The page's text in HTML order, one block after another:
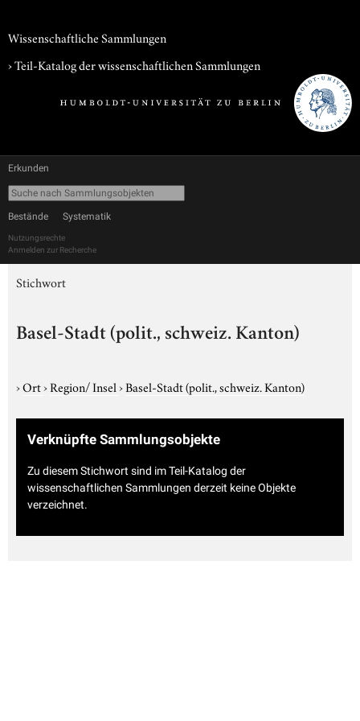
Wissenschaftliche Sammlungen
› Teil-Katalog der wissenschaftlichen Sammlungen
Erkunden
Bestände Systematik
Nutzungsrechte
Anmelden zur Recherche
Stichwort
Basel-Stadt (polit., schweiz. Kanton)
›Ort›Region/ Insel›Basel-Stadt (polit., schweiz. Kanton)
Verknüpfte Sammlungsobjekte
Zu diesem Stichwort sind im Teil-Katalog der
wissenschaftlichen Sammlungen derzeit keine Objekte
verzeichnet.